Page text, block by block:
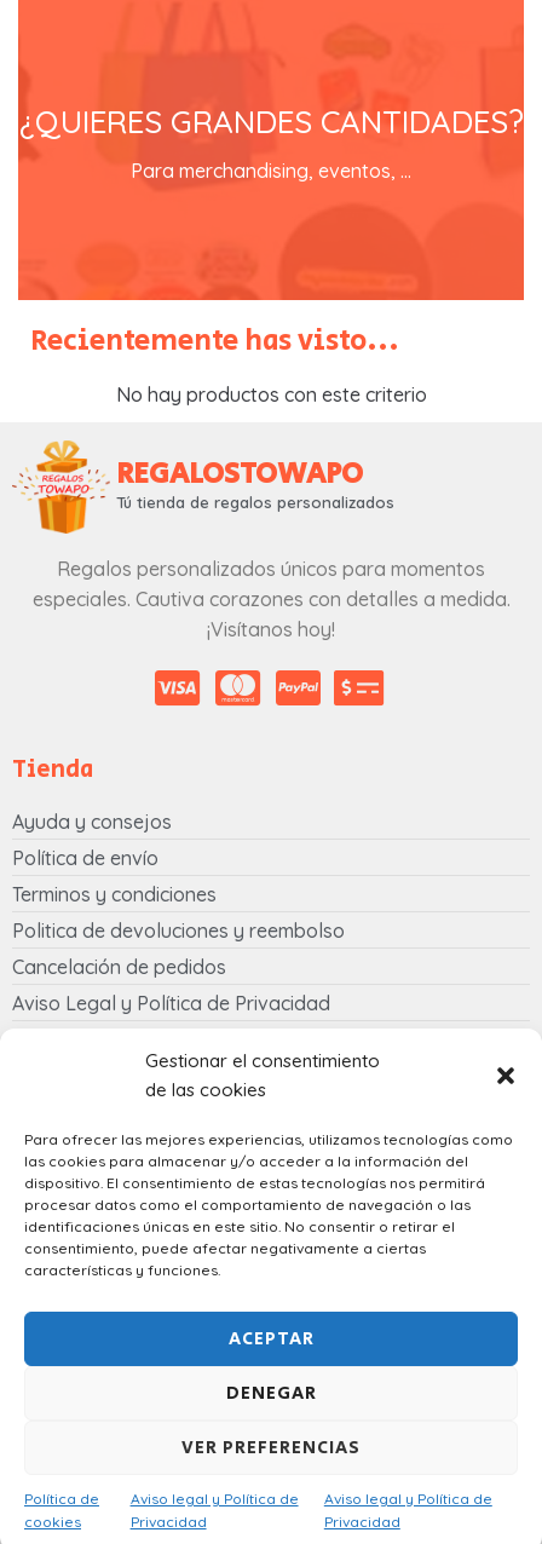
Gestionar el consentimiento
de las cookies
Para ofrecer las mejores experiencias, utilizamos tecnologías como
las cookies para almacenar y/o acceder a la información del
dispositivo. El consentimiento de estas tecnologías nos permitirá
procesar datos como el comportamiento de navegación o las
identificaciones únicas en este sitio. No consentir o retirar el
consentimiento, puede afectar negativamente a ciertas
características y funciones.
ACEPTAR
DENEGAR
VER PREFERENCIAS
Política de
cookies
Aviso legal y Política de
Privacidad
Aviso legal y Política de
Privacidad
¿QUIERES GRANDES CANTIDADES?
Para merchandising, eventos, ...
fácil
precios especiales
Recientemente has visto...
No hay productos con este criterio
REGALOSTOWAPO
Tú tienda de regalos personalizados
Regalos personalizados únicos para momentos
especiales. Cautiva corazones con detalles a medida.
¡Visítanos hoy!
Tienda
Ayuda y consejos
Política de envío
Terminos y condiciones
Politica de devoluciones y reembolso
Cancelación de pedidos
Aviso Legal y Política de Privacidad
633 058 342
regalostowapo@gmail.com
Spanish
derechos reservados.